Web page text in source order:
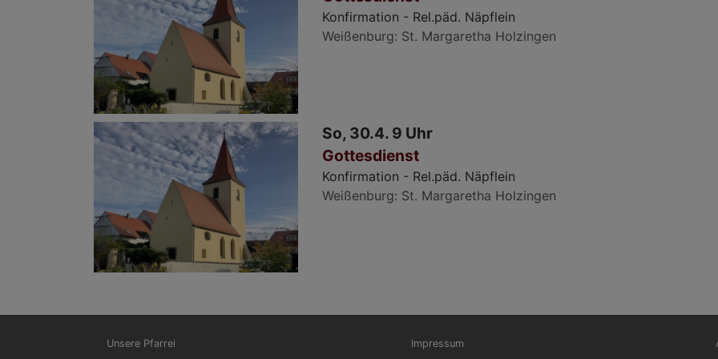
Konfirmation - Rel.päd. Näpflein
Weißenburg St. Margaretha Holzingen
So, 30.4. 9 Uhr
Gottesdienst
Konfirmation - Rel.päd. Näpflein
Weißenburg St. Margaretha Holzingen
Hauptnavigation
Unsere Pfarrei
Fußbereichsmenü
Impressum